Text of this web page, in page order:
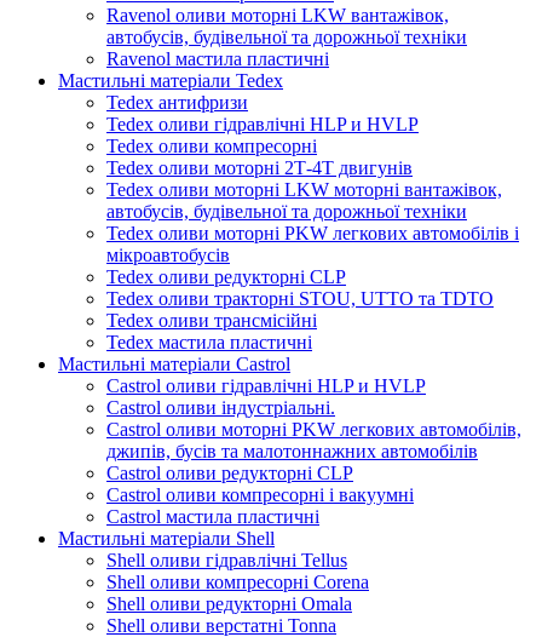
Ravenol оливи моторні LKW вантажівок,
автобусів, будівельної та дорожньої техніки
Ravenol мастила пластичні
Мастильні матеріали Tedex
Tedex антифризи
Tedex оливи гідравлічні HLP и HVLP
Tedex оливи компресорні
Tedex оливи моторні 2Т-4Т двигунів
Tedex оливи моторні LKW моторні вантажівок,
автобусів, будівельної та дорожньої техніки
Tedex оливи моторні PKW легкових автомобілів і
мікроавтобусів
Tedex оливи редукторні CLP
Tedex оливи тракторні STOU, UTTO та TDTO
Tedex оливи трансмісійні
Tedex мастила пластичні
Мастильні матеріали Castrol
Castrol оливи гідравлічні HLP и HVLP
Castrol оливи індустріальні.
Castrol оливи моторні PKW легкових автомобілів,
джипів, бусів та малотоннажних автомобілів
Castrol оливи редукторні CLP
Castrol оливи компресорні і вакуумні
Castrol мастила пластичні
Мастильні матеріали Shell
Shell оливи гідравлічні Tellus
Shell оливи компресорні Corena
Shell оливи редукторні Omala
Shell оливи верстатні Tonna